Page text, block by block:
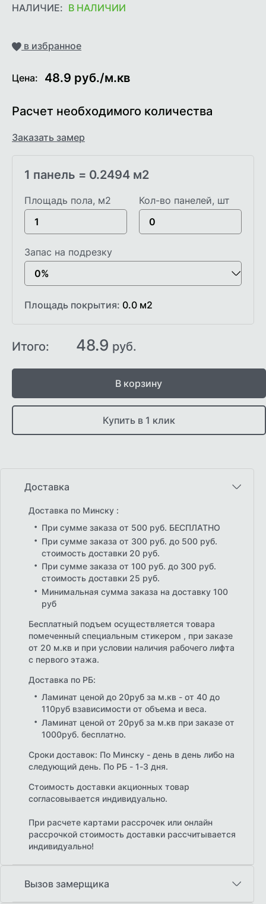
НАЛИЧИЕ: В НАЛИЧИИ
Добавить
в избранное
Цена: 48.9 руб./м.кв
Расчет необходимого количества
Заказать замер
1 панель = 0.2494 м2
Площадь пола, м2 Кол-во панелей, шт
Запас на подрезку
Площадь покрытия: 0.0 м2
Итого: 48.9 руб.
В корзину
Купить в 1 клик
Доставка
Доставка по Минску :
При сумме заказа от 500 руб. БЕСПЛАТНО
При сумме заказа от 300 руб. до 500 руб.
стоимость доставки 20 руб.
При сумме заказа от 100 руб. до 300 руб.
стоимость доставки 25 руб.
Минимальная сумма заказа на доставку 100
руб
Бесплатный подъем осуществляется товара
помеченный специальным стикером , при заказе
от 20 м.кв и при условии наличия рабочего лифта
с первого этажа.
Доставка по РБ:
Ламинат ценой до 20руб за м.кв - от 40 до
110руб взависимости от объема и веса.
Ламинат ценой от 20руб за м.кв при заказе от
1000руб. бесплатно.
Сроки доставок: По Минску - день в день либо на
следующий день. По РБ - 1-3 дня.
Стоимость доставки акционных товар
согласовывается индивидуально.
При расчете картами рассрочек или онлайн
рассрочкой стоимость доставки рассчитывается
индивидуально!
Вызов замерщика